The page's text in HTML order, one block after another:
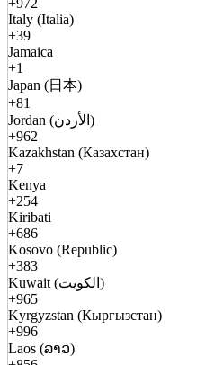
+972
Italy (Italia)
+39
Jamaica
+1
Japan (日本)
+81
Jordan (الأردن)
+962
Kazakhstan (Казахстан)
+7
Kenya
+254
Kiribati
+686
Kosovo (Republic)
+383
Kuwait (الكويت)
+965
Kyrgyzstan (Кыргызстан)
+996
Laos (ລາວ)